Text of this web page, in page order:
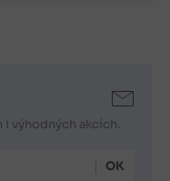
výhodných akcích.